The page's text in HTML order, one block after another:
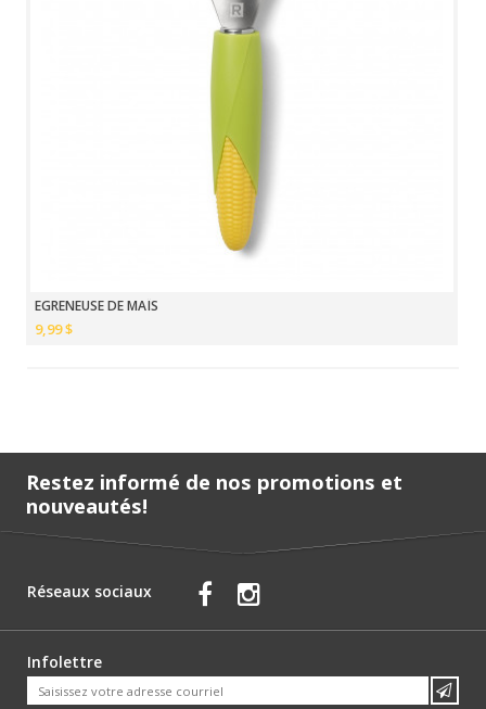
EGRENEUSE DE MAÏS
9,99 $
Restez informé de nos promotions et
nouveautés!
Réseaux sociaux
Infolettre